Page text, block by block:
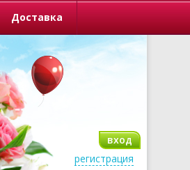
Доставка
вход
регистрация